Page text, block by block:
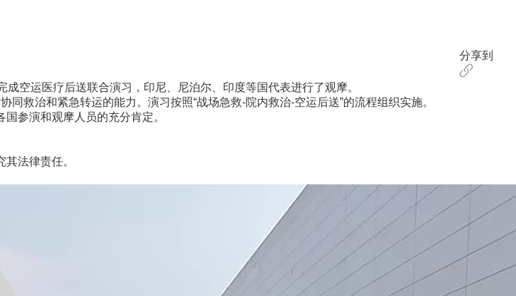
分享到
运医疗后送联合演习，印尼、尼泊尔、印度等国代表进行了观摩。
治和紧急转运的能力。演习按照“战场急救-院内救治-空运后送”的流程组织实施。
参演和观摩人员的充分肯定。
法律责任。